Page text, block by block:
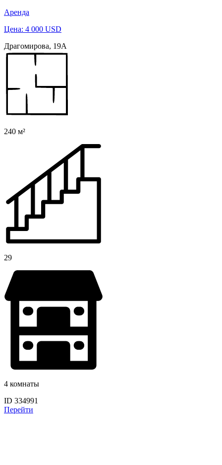
Аренда
Цена: 4 000 USD
Драгомирова, 19А
240 м²
29
4 комнаты
ID 334991
Перейти